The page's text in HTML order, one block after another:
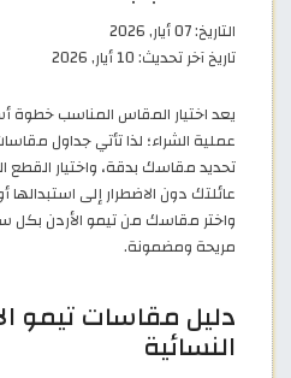
التاريخ:07 أيار, 2026
تاريخ آخر تحديث:10 أيار, 2026
يعد اختيار المقاس المناسب خطوة
عملية الشراء؛ لذا تأتي جداول
تحديد مقاسك بدقة، واختيار القطع
عائلتك دون الاضطرار إلى استبدالها
واختر مقاسك من تيمو الأردن بكل
مريحة ومضمونة.
دليل مقاسات تيمو
النسائية